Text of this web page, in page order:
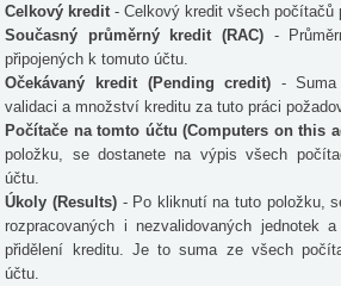
Celkový kredit - Celkový kredit všech počítačů
Současný průměrný kredit (RAC) -
připojených k tomuto účtu.
Očekávaný kredit (Pending credit) - Suma
validaci a množství kreditu za tuto práci
Počítače na tomto účtu (Computers on this
položku, se dostanete na výpis všech
účtu.
Úkoly (Results) - Po kliknutí na tuto položku,
rozpracovaných i nezvalidovaných jednotek
přidělení kreditu. Je to suma ze všech
účtu.